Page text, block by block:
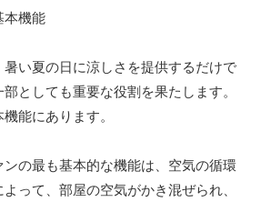
本機能
い夏の日に涼しさを提供するだけで
としても重要な役割を果たします。
能にあります。
ンの最も基本的な機能は、空気の循環
って、部屋の空気がかき混ぜられ、